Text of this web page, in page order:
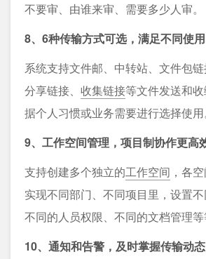
不要审、由谁来审、需要多少人审。
8、6种传输方式可选，满足不同使
系统支持文件邮、中转站、文件包链
分享链接、 收集链接等文件发送和收
据个人习惯或业务需要进行选择使用
9、工作空间管理，项目制协作更高
支持创建多个独立的工作空间 ，各
实现不同部门、不同项目里，设置不
不同的人员权限、不同的文档管理等
10、通知和告警，及时掌握传输动态